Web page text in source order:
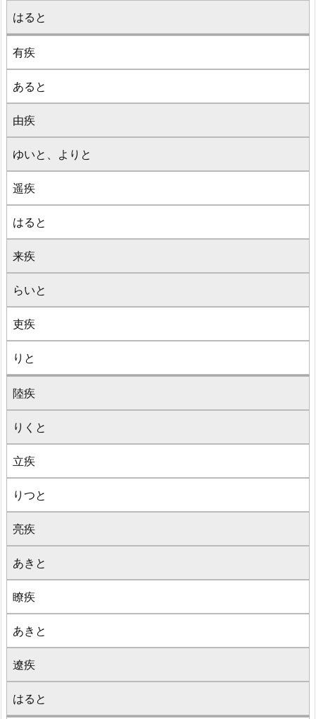
はると
有疾
あると
由疾
ゆいと、よりと
遥疾
はると
来疾
らいと
吏疾
りと
陸疾
りくと
立疾
りつと
亮疾
あきと
瞭疾
あきと
遼疾
はると